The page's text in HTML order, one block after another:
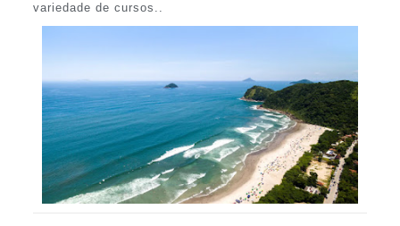
variedade de cursos..